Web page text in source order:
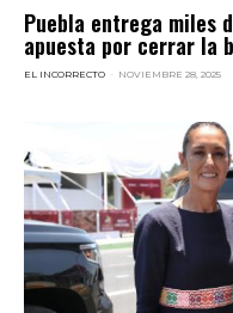
Puebla entrega miles
apuesta por cerrar la
EL INCORRECTO - NOVIEMBRE 28, 2025